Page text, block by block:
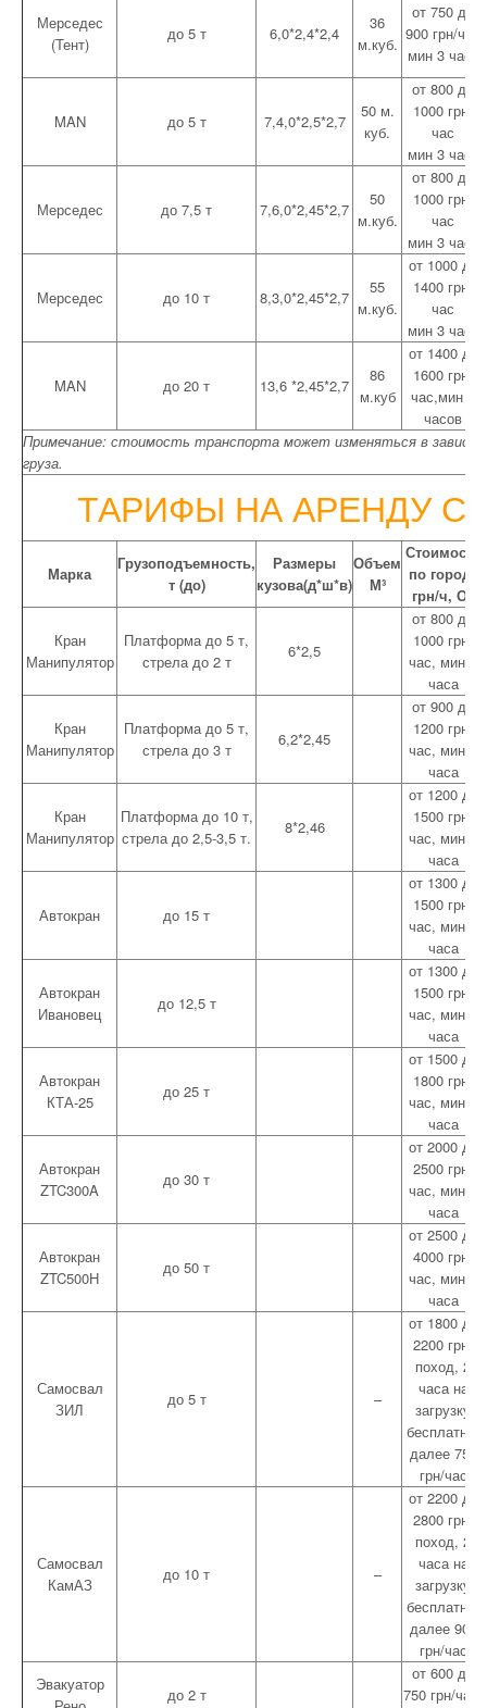
Мерседес
(Тент)
до 5 т 6,0*2,4*2,4
36
м.куб.
от 750 до
900 грн/час
мин 3 часа
MAN до 5 т 7,4,0*2,5*2,7
50 м.
куб.
от 800 до
1000 грн/
час
мин 3 часа
Мерседес до 7,5 т 7,6,0*2,45*2,7
50
м.куб.
от 800 до
1000 грн/
час
мин 3 часа
Мерседес до 10 т 8,3,0*2,45*2,7
55
м.куб.
от 1000 до
1400 грн/
час
мин 3 часа
MAN до 20 т 13,6 *2,45*2,7
86
м.куб
от 1400 до
1600 грн/
час,мин 5
часов
Примечание: стоимость транспорта может изменяться в
груза.
ТАРИФЫ НА АРЕНДУ
Марка
Грузоподъемность,
т (до)
Размеры
кузова(д*ш*в)
Объем
М³
Стоимость
по городу
грн/ч, От
Кран
Манипулятор
Платформа до 5 т,
стрела до 2 т
6*2,5
от 800 до
1000 грн/
час, мин 3
часа
Кран
Манипулятор
Платформа до 5 т,
стрела до 3 т
6,2*2,45
от 900 до
1200 грн/
час, мин 3
часа
Кран
Манипулятор
Платформа до 10 т,
стрела до 2,5-3,5 т.
8*2,46
от 1200 до
1500 грн/
час, мин 3
часа
Автокран до 15 т
от 1300 до
1500 грн/
час, мин 3
часа
Автокран
Ивановец
до 12,5 т
от 1300 до
1500 грн/
час, мин 3
часа
Автокран
КТА-25
до 25 т
от 1500 до
1800 грн/
час, мин 4
часа
Автокран
ZTC300A
до 30 т
от 2000 до
2500 грн/
час, мин 5
часа
Автокран
ZTC500H
до 50 т
от 2500 до
4000 грн/
час, мин 5
часа
Самосвал
ЗИЛ
до 5 т –
от 1800 до
2200 грн/
поход, 2
часа на
загрузку
бесплатно,
далее 750
грн/час
Самосвал
КамАЗ
до 10 т –
от 2200 до
2800 грн/
поход, 2
часа на
загрузку
бесплатно,
далее 900
грн/час
Эвакуатор
до 2 т
от 600 до
750 грн/час,